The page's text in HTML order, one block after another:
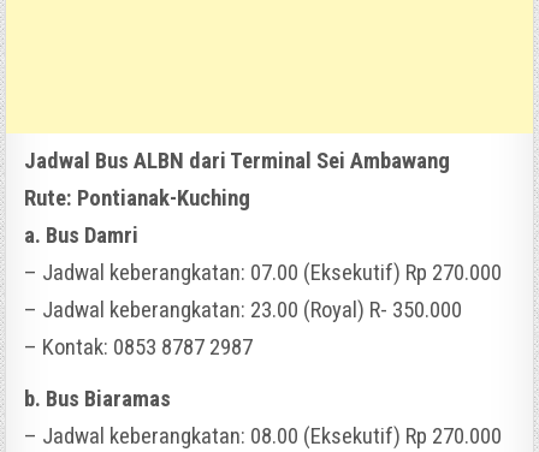
Jadwal Bus ALBN dari Terminal Sei Ambawang
Rute: Pontianak-Kuching
a. Bus Damri
– Jadwal keberangkatan: 07.00 (Eksekutif) Rp 270.000
– Jadwal keberangkatan: 23.00 (Royal) R- 350.000
– Kontak: 0853 8787 2987
b. Bus Biaramas
– Jadwal keberangkatan: 08.00 (Eksekutif) Rp 270.000